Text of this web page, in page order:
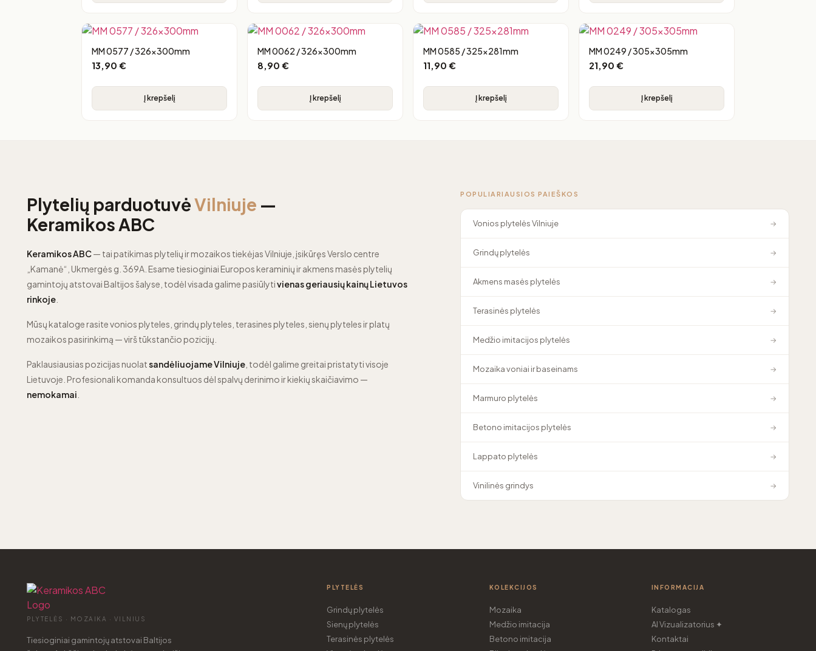
MM 0577 / 326x300mm
13,90 €
Į krepšelį
MM 0062 / 326x300mm
8,90 €
Į krepšelį
MM 0585 / 325x281mm
11,90 €
Į krepšelį
MM 0249 / 305x305mm
21,90 €
Į krepšelį
Plytelių parduotuvėVilniuje —
Keramikos ABC
Keramikos ABC— tai patikimas plytelių ir mozaikos tiekėjas Vilniuje, įsikūręs Verslo centre
„Kamanė“, Ukmergės g. 369A. Esame tiesioginiai Europos keraminių ir akmens masės plytelių
gamintojų atstovai Baltijos šalyse, todėl visada galime pasiūlytivienas geriausių kainų Lietuvos
rinkoje
Mūsų kataloge rasite vonios plyteles, grindų plyteles, terasines plyteles, sienų plyteles ir platų
mozaikos pasirinkimą — virš tūkstančio pozicijų.
Paklausiausias pozicijas nuolatsandėliuojame Vilniuje , todėl galime greitai pristatyti visoje
Lietuvoje. Profesionali komanda konsultuos dėl spalvų derinimo ir kiekių skaičiavimo —
nemokamai
POPULIARIAUSIOS PAIEŠKOS
Vonios plytelės Vilniuje →
Grindų plytelės →
Akmens masės plytelės →
Terasinės plytelės →
Medžio imitacijos plytelės →
Mozaika voniai ir baseinams →
Marmuro plytelės →
Betono imitacijos plytelės →
Lappato plytelės →
Vinilinės grindys →
PLYTELĖS · MOZAIKA · VILNIUS
Tiesioginiai gamintojų atstovai Baltijos
PLYTELĖS
Grindų plytelės
Sienų plytelės
Terasinės plytelės
KOLEKCIJOS
Mozaika
Medžio imitacija
Betono imitacija
INFORMACIJA
Katalogas
AI Vizualizatorius ✦
Kontaktai